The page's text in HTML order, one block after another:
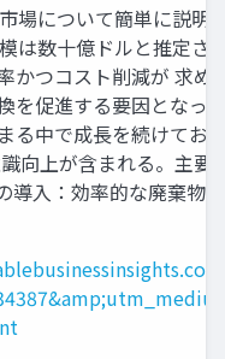
場について簡単に説
は数十億ドルと推定
かつコスト削減が 求
を促進する要因となっ
る中で成長を続けてお
向上が含まれる。主
導入：効率的な廃棄物